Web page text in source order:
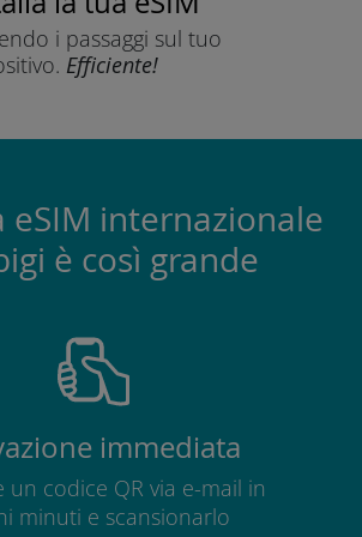
i passaggi sul tuo
Efficiente!
eSIM internazionale
è così grande
immediata
un codice QR via e-mail in
minuti e scansionarlo